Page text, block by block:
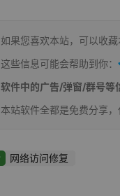
如果您喜欢本站，可以收藏
这些信息可能会帮助到你：
软件中的广告/弹窗/群号等
本站软件全都是免费分享
网络访问修复